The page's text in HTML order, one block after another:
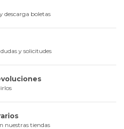
descarga boletas
y solicitudes
nuestras tiendas